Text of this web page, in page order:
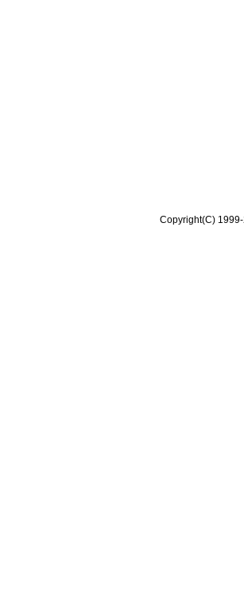
Copyright(C)